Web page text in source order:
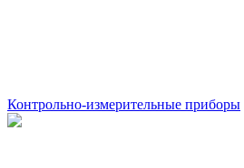
Контрольно-измерительные приборы